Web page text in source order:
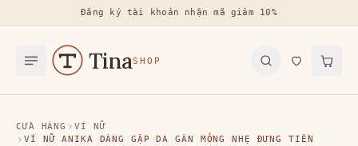
Đăng ký tài khoản nhận mã giảm 10%
TinaSHOP
CỬA HÀNG
VÍ NỮ
VÍ NỮ ANIKA DÁNG GẬP DA GÂN MỎNG NHẸ ĐƯNG TIỀN